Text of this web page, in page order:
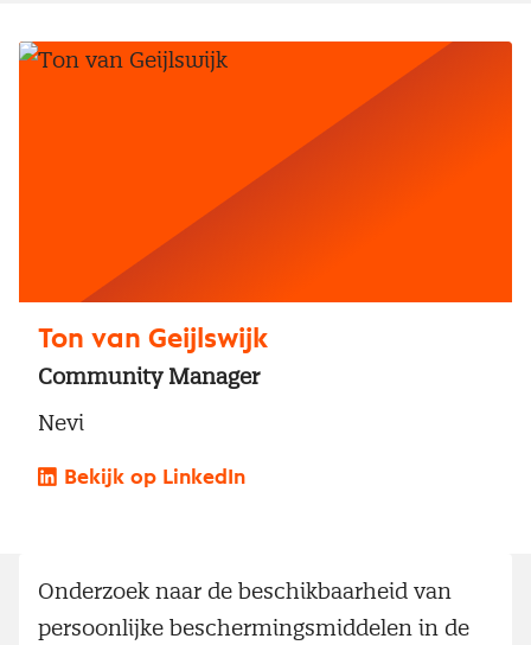
Ton van Geijlswijk
Community Manager
Nevi
Bekijk op LinkedIn
Onderzoek naar de beschikbaarheid van
persoonlijke beschermingsmiddelen in de